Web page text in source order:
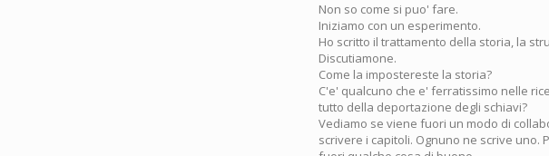
Non so come si puo' fare.
Iniziamo con un esperimento.
Ho scritto il trattamento della storia, la
Discutiamone.
Come la impostereste la storia?
C'e' qualcuno che e' ferratissimo nelle
tutto della deportazione degli schiavi?
Vediamo se viene fuori un modo di
scrivere i capitoli. Ognuno ne scrive uno.